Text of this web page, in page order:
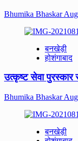
Bhumika Bhaskar
बनखेड़ी
होशंगाबाद
उत्कृष्ट सेवा पुरस्कार
Bhumika Bhaskar
बनखेड़ी